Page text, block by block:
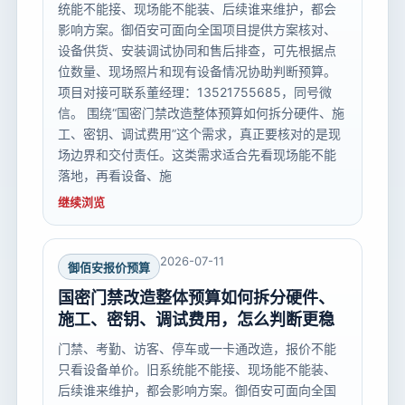
统能不能接、现场能不能装、后续谁来维护，都会
影响方案。御佰安可面向全国项目提供方案核对、
设备供货、安装调试协同和售后排查，可先根据点
位数量、现场照片和现有设备情况协助判断预算。
项目对接可联系董经理：13521755685，同号微
信。 围绕“国密门禁改造整体预算如何拆分硬件、施
工、密钥、调试费用”这个需求，真正要核对的是现
场边界和交付责任。这类需求适合先看现场能不能
落地，再看设备、施
继续浏览
御佰安报价预算 2026-07-11
国密门禁改造整体预算如何拆分硬件、
施工、密钥、调试费用，怎么判断更稳
门禁、考勤、访客、停车或一卡通改造，报价不能
只看设备单价。旧系统能不能接、现场能不能装、
后续谁来维护，都会影响方案。御佰安可面向全国